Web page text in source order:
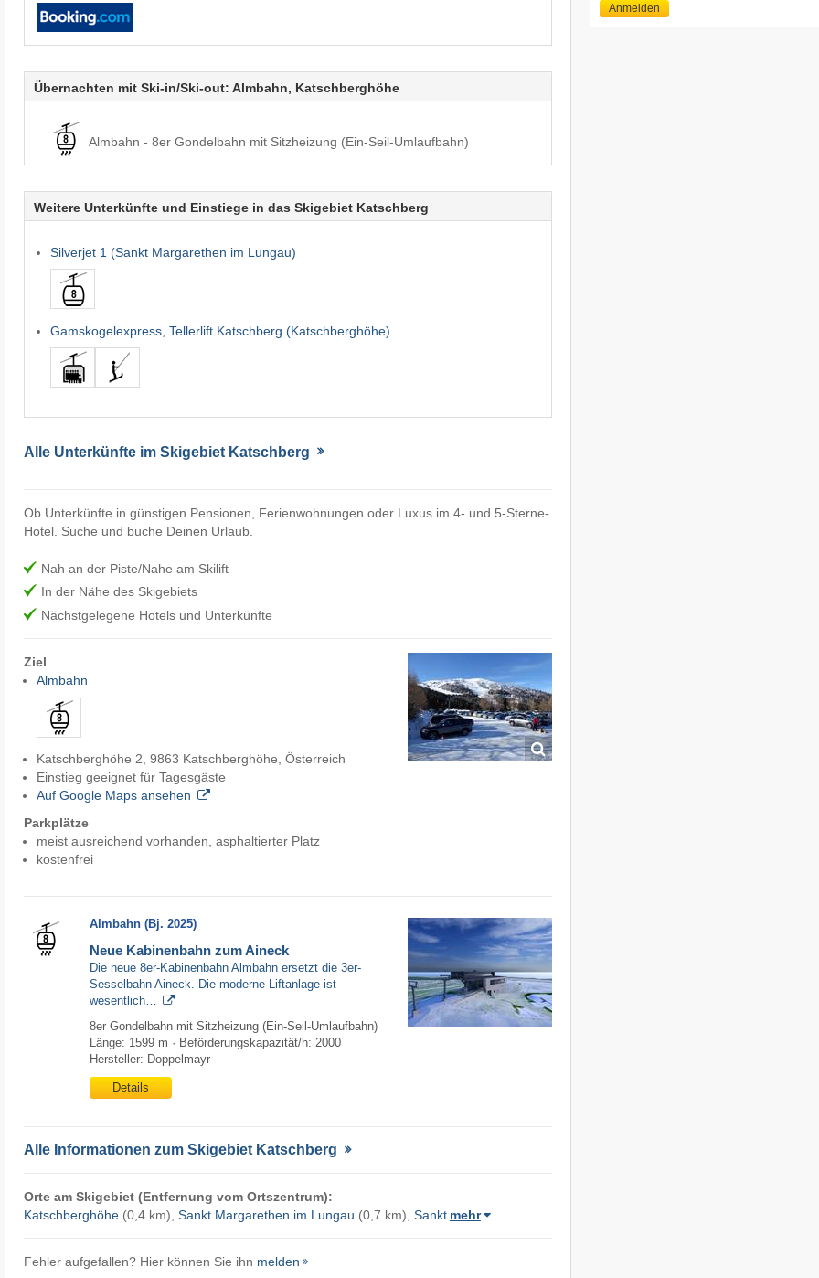
Übernachten mit Ski-in/Ski-out: Almbahn, Katschberghöhe
Almbahn - 8er Gondelbahn mit Sitzheizung (Ein-Seil-Umlaufbahn)
Weitere Unterkünfte und Einstiege in das Skigebiet Katschberg
Silverjet 1 (Sankt Margarethen im Lungau)
Gamskogelexpress, Tellerlift Katschberg (Katschberghöhe)
Alle Unterkünfte im Skigebiet Katschberg
Ob Unterkünfte in günstigen Pensionen, Ferienwohnungen oder Luxus im 4- und 5-Sterne-
Hotel. Suche und buche Deinen Urlaub.
Nah an der Piste/Nahe am Skilift
In der Nähe des Skigebiets
Nächstgelegene Hotels und Unterkünfte
Ziel
Almbahn
Katschberghöhe 2, 9863 Katschberghöhe, Österreich
Einstieg geeignet für Tagesgäste
Auf Google Maps ansehen
Parkplätze
meist ausreichend vorhanden, asphaltierter Platz
kostenfrei
Almbahn (Bj. 2025)
Neue Kabinenbahn zum Aineck
Die neue 8er-Kabinenbahn Almbahn ersetzt die 3er-
Sesselbahn Aineck. Die moderne Liftanlage ist
wesentlich…
8er Gondelbahn mit Sitzheizung (Ein-Seil-Umlaufbahn)
Länge: 1599 m · Beförderungskapazität/h: 2000
Hersteller: Doppelmayr
Details
Alle Informationen zum Skigebiet Katschberg
Orte am Skigebiet (Entfernung vom Ortszentrum):
Katschberghöhe(0,4 km), Sankt Margarethen im Lungau (0,7 km), Sankt mehr
Fehler aufgefallen? Hier können Sie ihn melden
Anmelden